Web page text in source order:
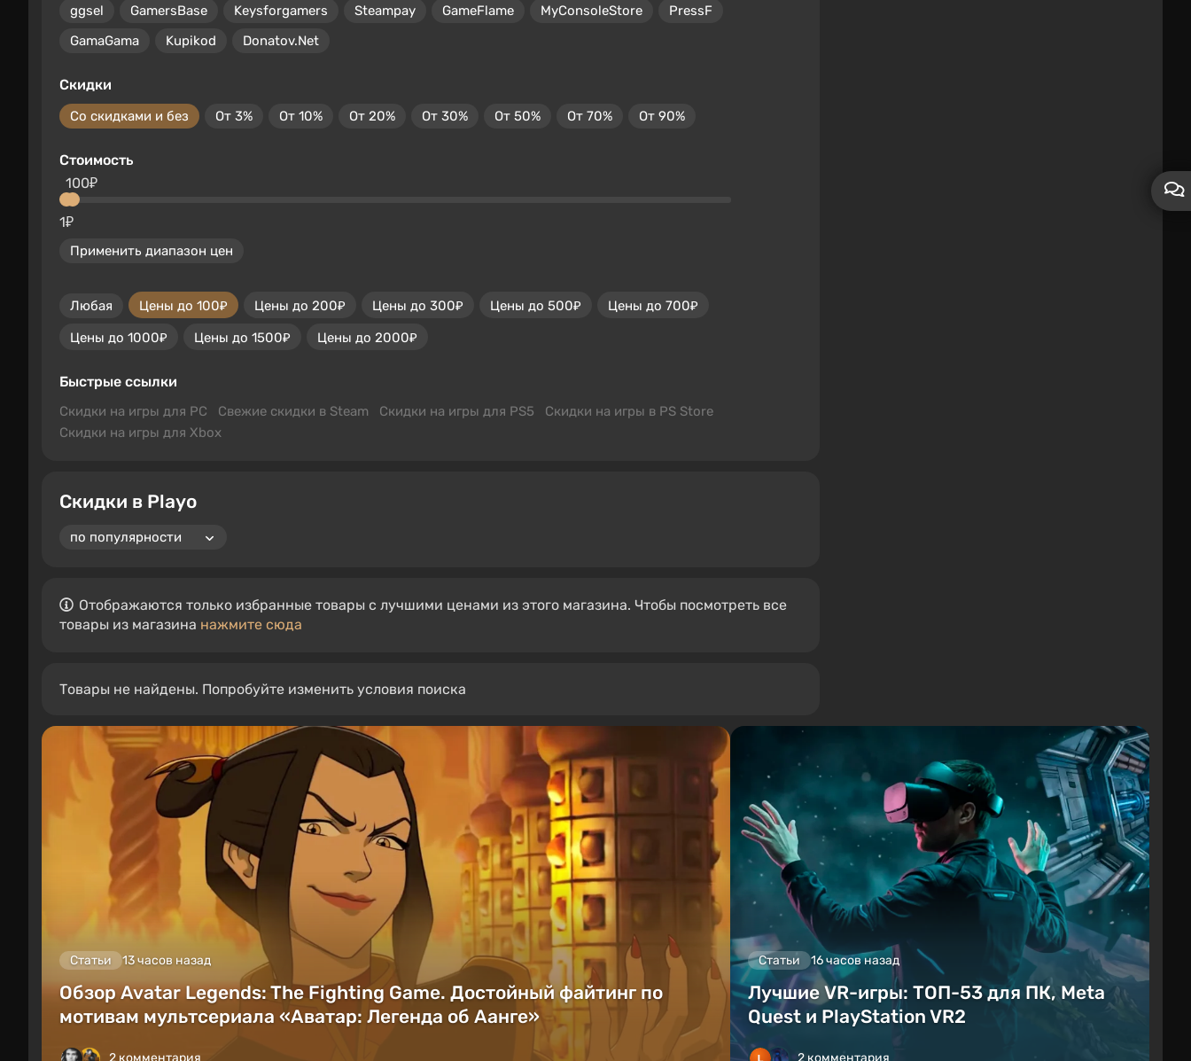
ggsel
GamersBase Keysforgamers Steampay GameFlame MyConsoleStore
PressF
GamaGama
Kupikod Donatov.Net
Скидки
Со скидками и без От 3% От 10% От 20% От 30% От 50% От 70% От 90%
Стоимость
1₽
100₽
Применить диапазон цен
Любая Цены до 100₽ Цены до 200₽ Цены до 300₽ Цены до 500₽
Цены до 700₽
Цены до 1000₽
Цены до 1500₽ Цены до 2000₽
Быстрые ссылки
Скидки на игры для PC Свежие скидки в Steam Скидки на игры для PS5
Скидки на игры в PS Store
Скидки на игры для Xbox
Скидки в Playo
Отображаются только избранные товары с лучшими ценами из этого магазина. Чтобы посмотреть все
товары из магазина нажмите сюда
Товары не найдены. Попробуйте изменить условия поиска
Статьи 13 часов назад
Обзор Avatar Legends: The Fighting Game. Достойный файтинг по
мотивам мультсериала «Аватар: Легенда об Аанге»
Статьи 16 часов назад
Лучшие VR-игры: ТОП-53 для ПК, Meta
Quest и PlayStation VR2